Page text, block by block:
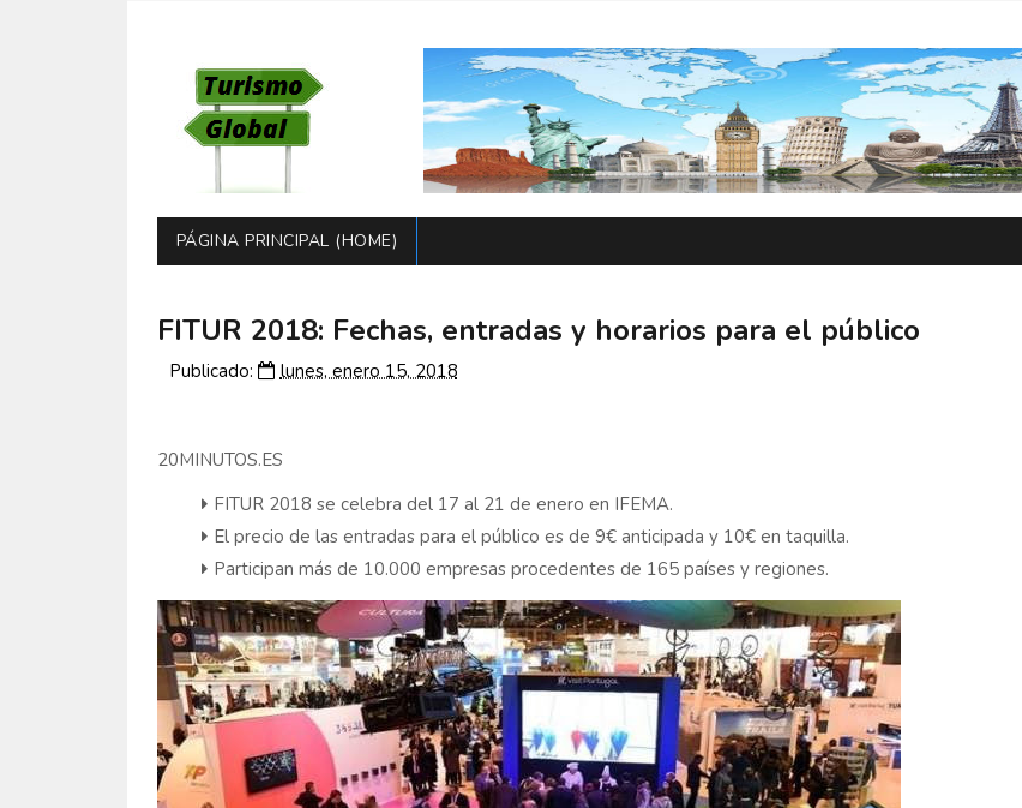
PÁGINA PRINCIPAL (HOME)
FITUR 2018: Fechas, entradas y horarios para el público
Publicado: lunes, enero 15, 2018
20MINUTOS.ES
FITUR 2018 se celebra del 17 al 21 de enero en IFEMA.
El precio de las entradas para el público es de 9€ anticipada y 10€ en taquilla.
Participan más de 10.000 empresas procedentes de 165 países y regiones.